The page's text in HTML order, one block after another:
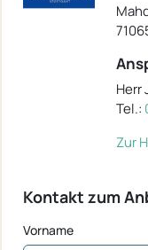
Herr
Tel.:
Zur
Kontakt zum
Vorname